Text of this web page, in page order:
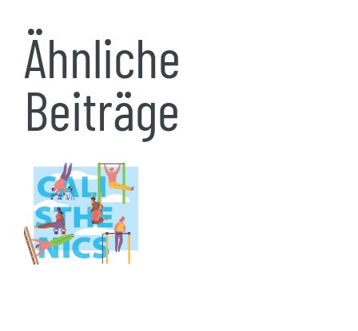
Ähnliche
Beiträge
Calisthenics
und
Fitness